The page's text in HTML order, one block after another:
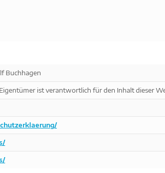
Buchhagen
ist verantwortlich für den Inhalt dieser